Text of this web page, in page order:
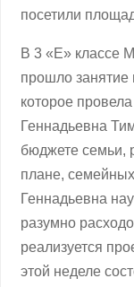
посетили
В 3 «Е» классе
прошло занятие
которое
Геннадьевна
бюджете семьи,
плане,
Геннадьевна
разумно
реализуется
этой неделе